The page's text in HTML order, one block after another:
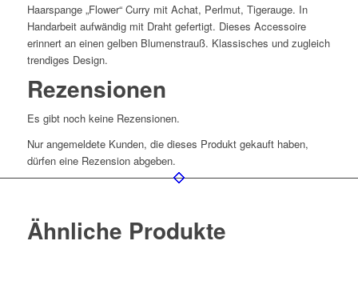
Haarspange „Flower“ Curry mit Achat, Perlmut, Tigerauge. In
Handarbeit aufwändig mit Draht gefertigt. Dieses Accessoire
erinnert an einen gelben Blumenstrauß. Klassisches und zugleich
trendiges Design.
Rezensionen
Es gibt noch keine Rezensionen.
Nur angemeldete Kunden, die dieses Produkt gekauft haben,
dürfen eine Rezension abgeben.
Ähnliche Produkte